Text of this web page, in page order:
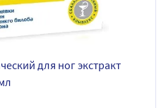
для ног экстракт